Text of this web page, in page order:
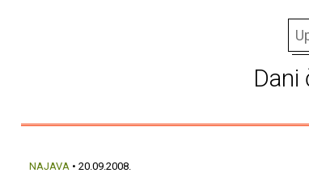
Dani
NAJAVA• 20.09.2008.